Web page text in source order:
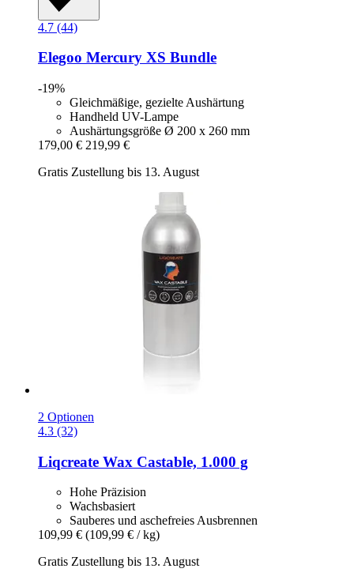
4.7 (44)
Elegoo Mercury XS Bundle
-19%
Gleichmäßige, gezielte Aushärtung
Handheld UV-Lampe
Aushärtungsgröße Ø 200 x 260 mm
179,00 € 219,99 €
Gratis Zustellung bis 13. August
2 Optionen
4.3 (32)
Liqcreate Wax Castable, 1.000 g
Hohe Präzision
Wachsbasiert
Sauberes und aschefreies Ausbrennen
109,99 € (109,99 € / kg)
Gratis Zustellung bis 13. August